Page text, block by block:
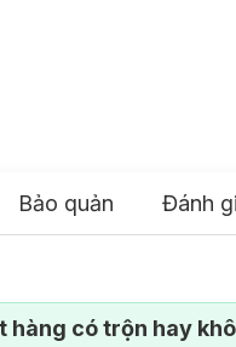
Bảo quản Đánh
hàng có trộn hay